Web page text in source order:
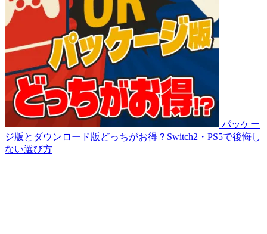
パッケー
ジ版とダウンロード版どっちがお得？Switch2・PS5で後悔し
ない選び方